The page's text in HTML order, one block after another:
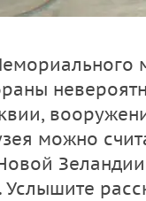
можно
Зеландии